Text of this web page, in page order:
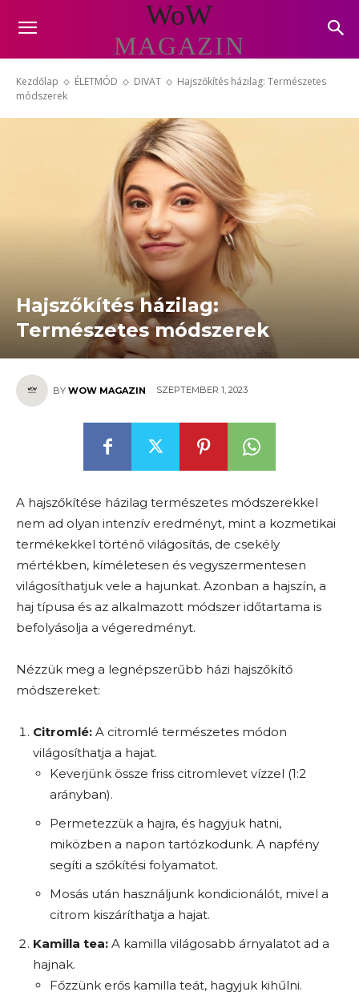
WoW
MAGAZIN
Kezdőlap ÉLETMÓD DIVAT
Hajszőkítés házilag: Természetes
módszerek
Hajszőkítés házilag:
Természetes módszerek
BY WOW MAGAZIN SZEPTEMBER 1, 2023
A hajszőkítése házilag természetes módszerekkel
nem ad olyan intenzív eredményt, mint a kozmetikai
termékekkel történő világosítás, de csekély
mértékben, kíméletesen és vegyszermentesen
világosíthatjuk vele a hajunkat. Azonban a hajszín, a
haj típusa és az alkalmazott módszer időtartama is
befolyásolja a végeredményt.
Nézzük meg a legnépszerűbb házi hajszőkítő
módszereket:
Citromlé: A citromlé természetes módon
világosíthatja a hajat.
Keverjünk össze friss citromlevet vízzel (1:2
arányban).
Permetezzük a hajra, és hagyjuk hatni,
miközben a napon tartózkodunk. A napfény
segíti a szőkítési folyamatot.
Mosás után használjunk kondicionálót, mivel a
citrom kiszáríthatja a hajat.
Kamilla tea: A kamilla világosabb árnyalatot ad a
hajnak.
Főzzünk erős kamilla teát, hagyjuk kihűlni.